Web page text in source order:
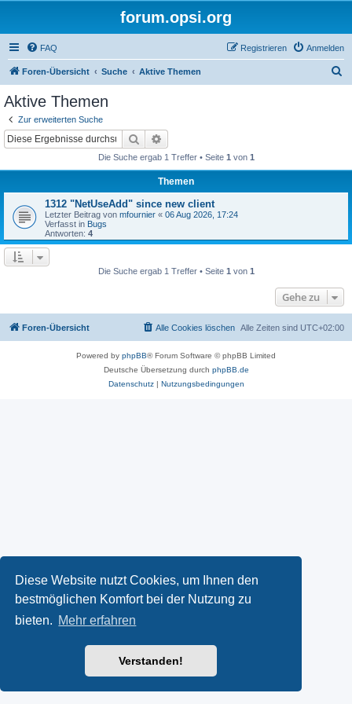
Diese Website nutzt Cookies, um Ihnen den
bestmöglichen Komfort bei der Nutzung zu
bieten. Mehr erfahren
Verstanden!
forum.opsi.org
FAQ Anmelden
Registrieren
Foren-Übersicht Suche Aktive Themen
Aktive Themen
Zur erweiterten Suche
Suche
Die Suche ergab 1 Treffer • Seite 1 von 1
Themen
1312 "NetUseAdd" since new client
Letzter Beitrag von mfournier « 06 Aug 2026, 17:24
Verfasst in Bugs
Antworten: 4
Die Suche ergab 1 Treffer • Seite 1 von 1
Gehe zu
Foren-Übersicht Alle Zeiten sind UTC+02:00
Alle Cookies löschen
Powered by phpBB® Forum Software © phpBB Limited
Deutsche Übersetzung durch phpBB.de
Datenschutz| Nutzungsbedingungen